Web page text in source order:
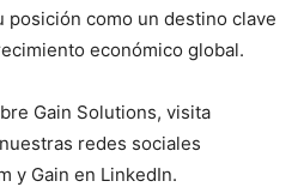
posición como un destino clave
económico global.
Gain Solutions, visita
redes sociales
y Gain en LinkedIn.